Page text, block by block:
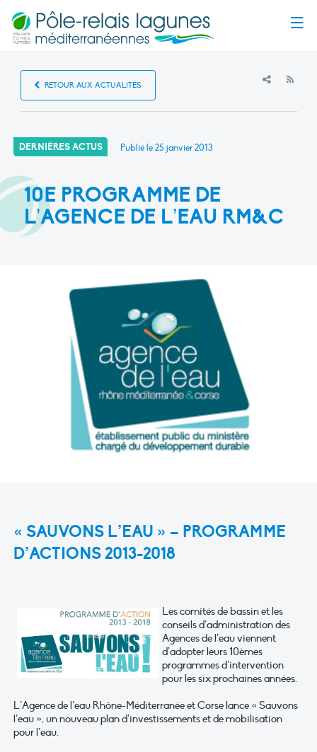
RETOUR AUX ACTUALITÉS
DERNIÈRES ACTUS Publié le25 janvier 2013
10E PROGRAMME DE
L’AGENCE DE L’EAU RM&C
« SAUVONS L’EAU » – PROGRAMME
D’ACTIONS 2013-2018
Les comités de bassin et les
conseils d’administration des
Agences de l’eau viennent
d’adopter leurs 10èmes
programmes d’intervention
pour les six prochaines années.
L’Agence de l’eau Rhône-Méditerranée et Corse lance « Sauvons
l’eau », un nouveau plan d’investissements et de mobilisation
pour l’eau.